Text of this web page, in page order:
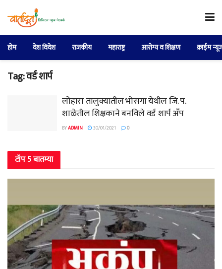
होम देश विदेश राजकीय महाराष्ट्र आरोग्य व शिक्षण क्राईम
Tag:वर्ड शार्प
लोहारा तालुक्यातील भोसगा येथील जि. प.
शाळेतील शिक्षकाने बनविले वर्ड शार्प अँप
BYADMIN 30/01/2021 0
टॉप 5 बातम्या